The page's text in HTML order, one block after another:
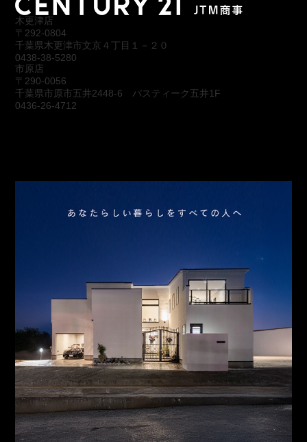
木更津店
〒292-0804
千葉県木更津市文京４丁目１－２０
0438-38-5280
市原店
〒290-0056
千葉県市原市五井2448-6 パスティーク五井1F
0436-26-4712